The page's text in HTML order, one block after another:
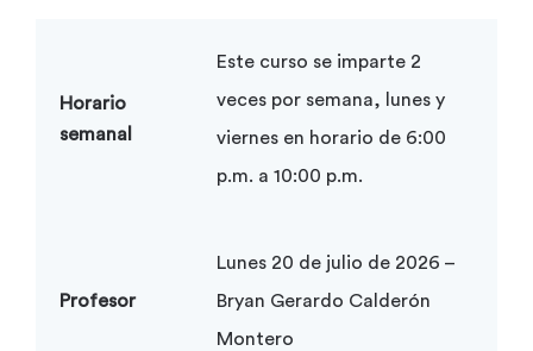
Horario
semanal
Este curso se imparte 2
veces por semana, lunes y
viernes en horario de 6:00
p.m. a 10:00 p.m.
Profesor
Lunes 20 de julio de 2026 –
Bryan Gerardo Calderón
Montero